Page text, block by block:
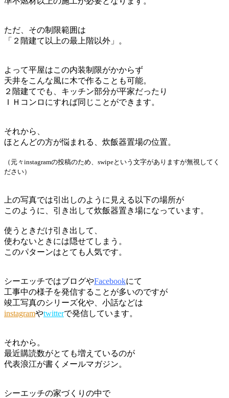
ただ、その制限範囲は
「２階建て以上の最上階以外」。
よって平屋はこの内装制限がかからず
天井をこんな風に木で作ることも可能。
２階建てでも、キッチン部分が平家だったり
ＩＨコンロにすれば同じことができます。
それから、
ほとんどの方が悩まれる、炊飯器置場の位置。
（元々instagramの投稿のため、swipeという文字がありますが無視してく
ださい）
上の写真では引出しのように見える以下の場所が
このように、引き出して炊飯器置き場になっています。
使うときだけ引き出して、
使わないときには隠せてしまう。
このパターンはとても人気です。
シーエッチではブログやFacebookにて
工事中の様子を発信することが多いのですが
竣工写真のシリーズ化や、小話などは
instagramやtwitterで発信しています。
それから。
最近購読数がとても増えているのが
代表浪江が書くメールマガジン。
シーエッチの家づくりの中で